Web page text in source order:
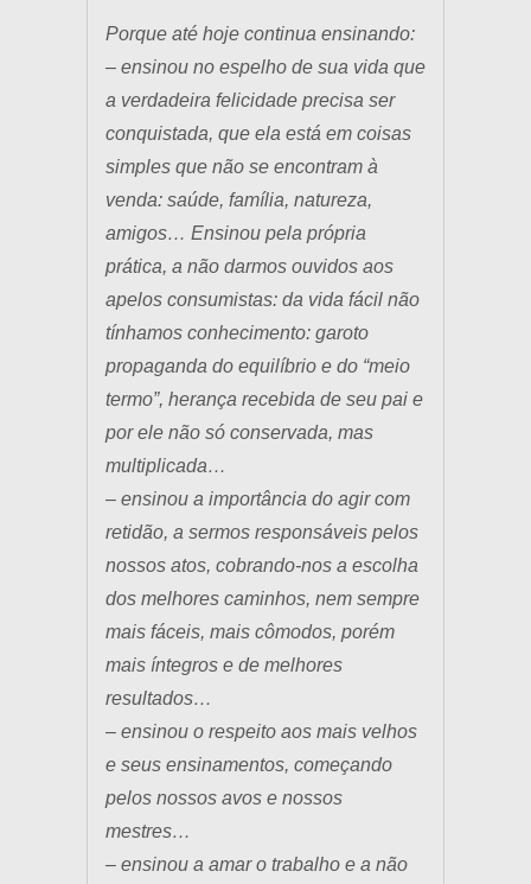
Porque até hoje continua ensinando:
– ensinou no espelho de sua vida que
a verdadeira felicidade precisa ser
conquistada, que ela está em coisas
simples que não se encontram à
venda: saúde, família, natureza,
amigos… Ensinou pela própria
prática, a não darmos ouvidos aos
apelos consumistas: da vida fácil não
tínhamos conhecimento: garoto
propaganda do equilíbrio e do “meio
termo”, herança recebida de seu pai e
por ele não só conservada, mas
multiplicada…
– ensinou a importância do agir com
retidão, a sermos responsáveis pelos
nossos atos, cobrando-nos a escolha
dos melhores caminhos, nem sempre
mais fáceis, mais cômodos, porém
mais íntegros e de melhores
resultados…
– ensinou o respeito aos mais velhos
e seus ensinamentos, começando
pelos nossos avos e nossos
mestres…
– ensinou a amar o trabalho e a não